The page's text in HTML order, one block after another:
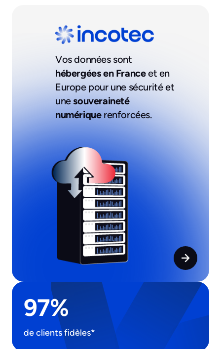
Vos données sont
hébergées en Franceet en
Europe pour une sécurité et
unesouveraineté
numériquerenforcées.
97%
de clients fidèles*